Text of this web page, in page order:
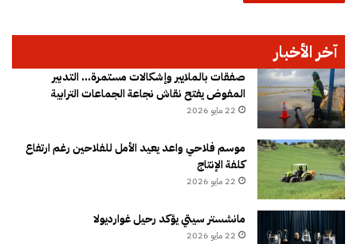
آخر الأخبار
صفقات بالملايير وإشكالات مستمرة… التدبير
المفوض يفتح نقاش نجاعة الجماعات الترابية
22 مايو 2026
موسم فلاحي واعد يعيد الأمل للفلاحين رغم ارتفاع
كلفة الإنتاج
22 مايو 2026
مانشستر سيتي يؤكد رحيل غوارديولا
22 مايو 2026